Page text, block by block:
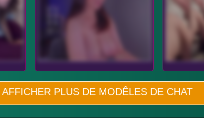
AFFICHER PLUS DE MODÊLES DE CHAT